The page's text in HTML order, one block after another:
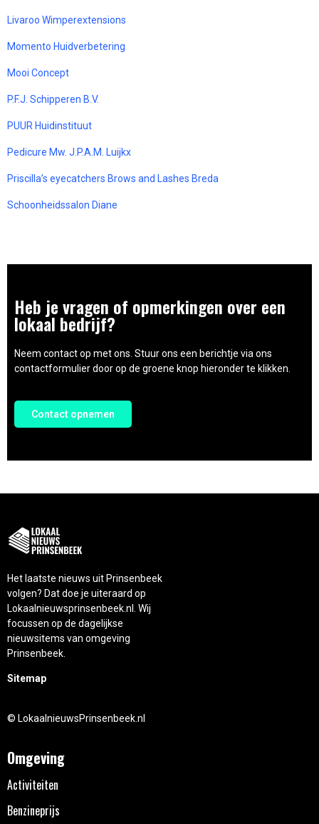
Livaroo Wimperextensions
Momento Huidverbetering
Mooi Concept
P.F.J. Schipperen B.V.
PUUR Huidinstituut
Pedicure Mw. J.P.A.M. Luijkx
Priscilla’s eyecatchers Brows and Lashes Breda
Schoonheidssalon Diane
Heb je vragen of opmerkingen over een
lokaal bedrijf?
Neem contact op met ons. Stuur ons een berichtje via ons
contactformulier door op de groene knop hieronder te klikken.
Contact opnemen
Het laatste nieuws uit Prinsenbeek
volgen? Dat doe je uiteraard op
Lokaalnieuwsprinsenbeek.nl. Wij
focussen op de dagelijkse
nieuwsitems van omgeving
Prinsenbeek.
Sitemap
© LokaalnieuwsPrinsenbeek.nl
Omgeving
Activiteiten
Benzineprijs